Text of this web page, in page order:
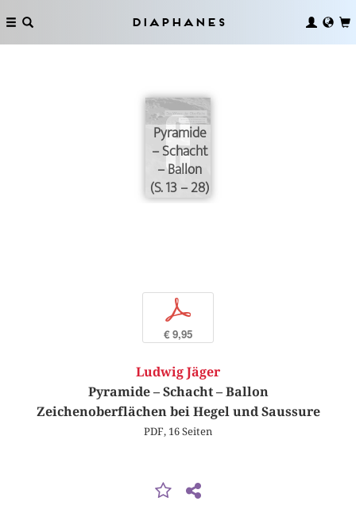
Diaphanes
Pyramide
– Schacht
– Ballon
(S. 13 – 28)
p
€ 9,95
Ludwig Jäger
Pyramide – Schacht – Ballon
Zeichenoberflächen bei Hegel und Saussure
PDF, 16 Seiten